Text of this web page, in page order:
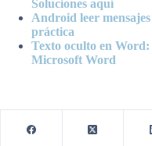
Soluciones aquí
Android leer
práctica
Texto oculto en
Microsoft Word